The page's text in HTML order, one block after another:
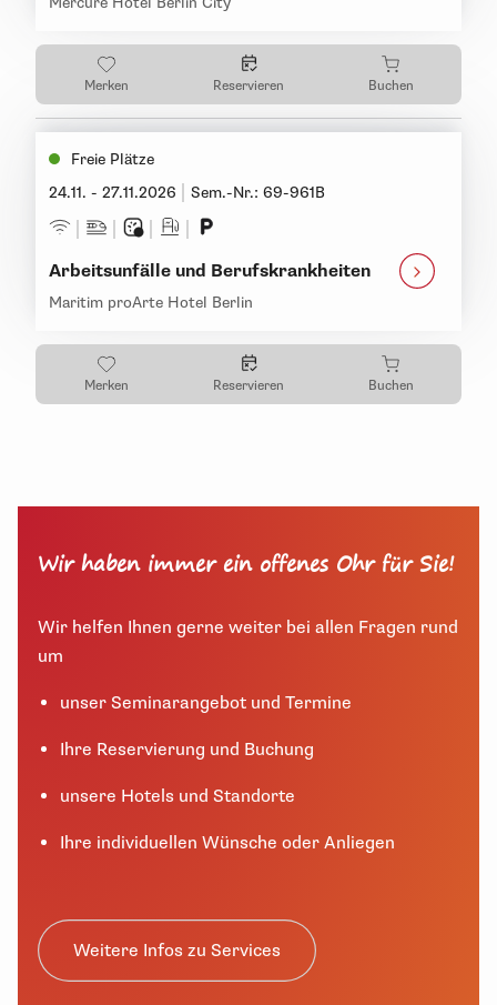
Merken Reservieren Buchen
Freie Plätze
24.11. - 27.11.2026
Sem.-Nr.: 69-961B
Arbeitsunfälle und Berufskrankheiten
Maritim proArte Hotel Berlin
Merken Reservieren Buchen
Wir haben immer ein offenes Ohr für Sie!
Wir helfen Ihnen gerne weiter bei allen Fragen rund
um
unser Seminarangebot und Termine
Ihre Reservierung und Buchung
unsere Hotels und Standorte
Ihre individuellen Wünsche oder Anliegen
Weitere Infos zu Services